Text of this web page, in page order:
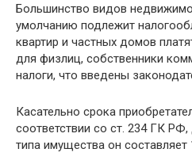
Большинство видов
умолчанию подлежит
квартир и частных домов
для физлиц, собственники
налоги, что введены
Касательно срока
соответствии со ст. 234 ГК
типа имущества он составляет